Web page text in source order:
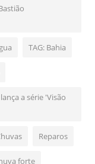
TAG: Bahia
a série 'Visão
Reparos
forte